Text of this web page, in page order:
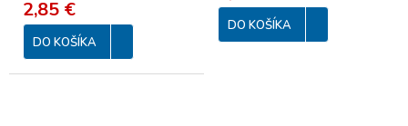
2,85 €
DO KOŠÍKA
DO KOŠÍKA